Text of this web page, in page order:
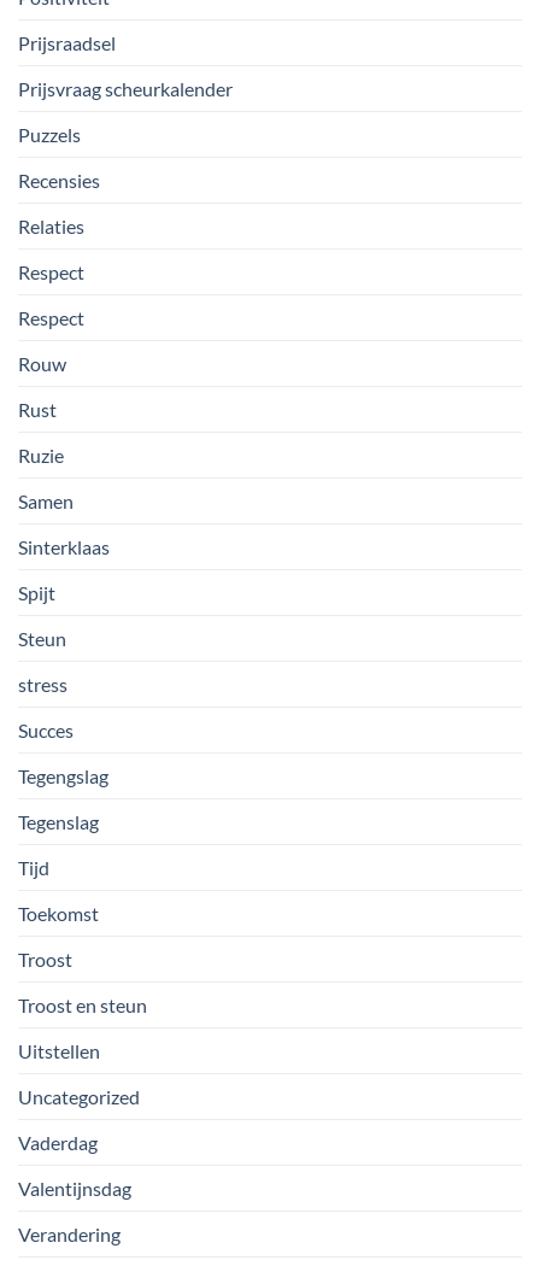
Prijsraadsel
Prijsvraag scheurkalender
Puzzels
Recensies
Relaties
Respect
Respect
Rouw
Rust
Ruzie
Samen
Sinterklaas
Spijt
Steun
stress
Succes
Tegengslag
Tegenslag
Tijd
Toekomst
Troost
Troost en steun
Uitstellen
Uncategorized
Vaderdag
Valentijnsdag
Verandering